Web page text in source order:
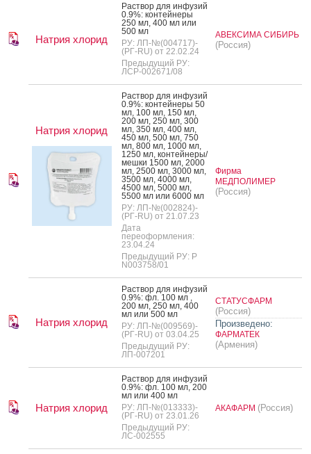
Натрия хлорид
Рас­твор для ин­фу­зий
0.9%: кон­тей­не­ры
250 мл, 400 мл или
500 мл
РУ: ЛП-№(004717)-
(РГ-RU) от 22.02.24
Предыдущий РУ:
ЛСР-002671/08
АВЕКСИМА СИБИРЬ
(Россия)
Натрия хлорид
Рас­твор для ин­фу­зий
0.9%: кон­тей­не­ры 50
мл, 100 мл, 150 мл,
200 мл, 250 мл, 300
мл, 350 мл, 400 мл,
450 мл, 500 мл, 750
мл, 800 мл, 1000 мл,
1250 мл, кон­тей­не­ры/
меш­ки 1500 мл, 2000
мл, 2500 мл, 3000 мл,
3500 мл, 4000 мл,
4500 мл, 5000 мл,
5500 мл или 6000 мл
РУ: ЛП-№(002824)-
(РГ-RU) от 21.07.23
Дата
переоформления:
23.04.24
Предыдущий РУ: Р
N003758/01
Фирма
МЕДПОЛИМЕР
(Россия)
Натрия хлорид
Рас­твор для ин­фу­зий
0.9%: фл. 100 мл ,
200 мл, 250 мл, 400
мл или 500 мл
РУ: ЛП-№(009569)-
(РГ-RU) от 03.04.25
Предыдущий РУ:
ЛП-007201
СТАТУСФАРМ
(Россия)
Произведено:
ФАРМАТЕК
(Армения)
Натрия хлорид
Рас­твор для ин­фу­зий
0.9%: фл. 100 мл, 200
мл или 400 мл
РУ: ЛП-№(013333)-
(РГ-RU) от 23.01.26
Предыдущий РУ:
ЛС-002555
АКАФАРМ (Россия)